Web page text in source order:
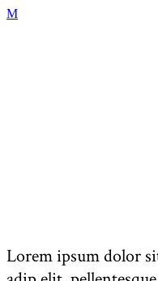
Lorem ipsum dolor